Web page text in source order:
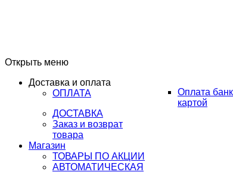
Открыть меню
Доставка и оплата
ОПЛАТА
Оплата
картой
ДОСТАВКА
Заказ и возврат
товара
Магазин
ТОВАРЫ ПО АКЦИИ
АВТОМАТИЧЕСКАЯ